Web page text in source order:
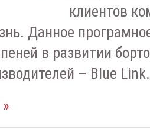
клиентов
Данное
в развитии
– Blue Link.